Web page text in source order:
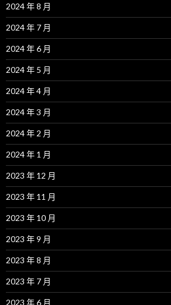
2024 年 8 月
2024 年 7 月
2024 年 6 月
2024 年 5 月
2024 年 4 月
2024 年 3 月
2024 年 2 月
2024 年 1 月
2023 年 12 月
2023 年 11 月
2023 年 10 月
2023 年 9 月
2023 年 8 月
2023 年 7 月
2023 年 6 月